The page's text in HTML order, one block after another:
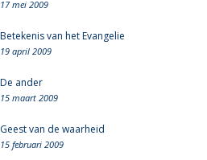
17 mei 2009
Betekenis van het Evangelie
19 april 2009
De ander
15 maart 2009
Geest van de waarheid
15 februari 2009